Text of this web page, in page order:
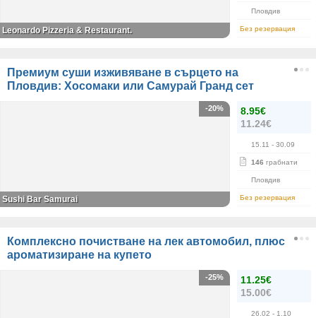
Пловдив
Без резервация
Leonardo Pizzeria & Restaurant.
Премиум суши изживяване в сърцето на
Пловдив: Хосомаки или Самурай Гранд сет
8.95€
11.24€
15.11 - 30.09
146 грабнати
Пловдив
Без резервация
-20%
Sushi Bar Samurai
Комплексно почистване на лек автомобил, плюс
ароматизиране на купето
11.25€
15.00€
26.02 - 1.10
-25%